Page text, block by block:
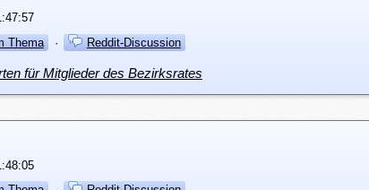
Thema · Reddit-Discussion
für Mitglieder des Bezirksrates